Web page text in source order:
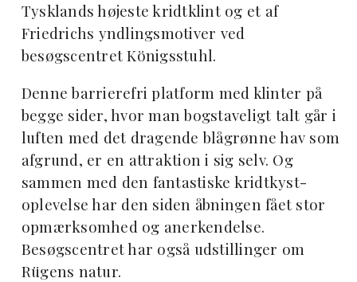
Tysklands højeste kridtklint og et af
Friedrichs yndlingsmotiver ved
besøgscentret Königsstuhl.
Denne barrierefri platform med klinter på
begge sider, hvor man bogstaveligt talt går i
luften med det dragende blågrønne hav som
afgrund, er en attraktion i sig selv. Og
sammen med den fantastiske kridtkyst-
oplevelse har den siden åbningen fået stor
opmærksomhed og anerkendelse.
Besøgscentret har også udstillinger om
Rügens natur.